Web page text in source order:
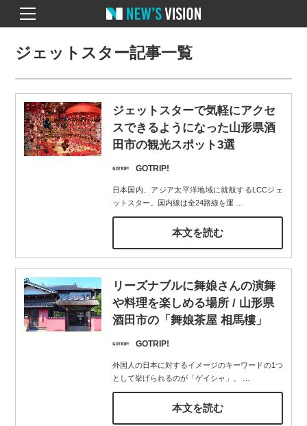
ジェットスター記事一覧
ジェットスターで気軽にアクセ
スできるようになった山形県酒
田市の観光スポット3選
GOTRIP!
日本国内、アジア太平洋地域に就航するLCCジェ
ットスター。国内線は全24路線を運
本文を読む
リーズナブルに舞娘さんの演舞
や料理を楽しめる場所 / 山形県
酒田市の「舞娘茶屋 相馬樓」
GOTRIP!
外国人の日本に対するイメージのキーワードの1つ
として挙げられるのが「ゲイシャ」。
本文を読む